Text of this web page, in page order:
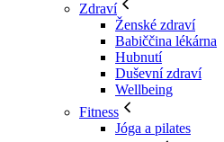
Zdraví
Ženské zdraví
Babiččina lékárna
Hubnutí
Duševní zdraví
Wellbeing
Fitness
Jóga a pilates